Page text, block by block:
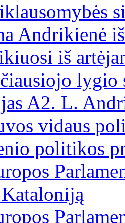
Andrikienė
iš
lygio
A2. L.
vidaus
politikos